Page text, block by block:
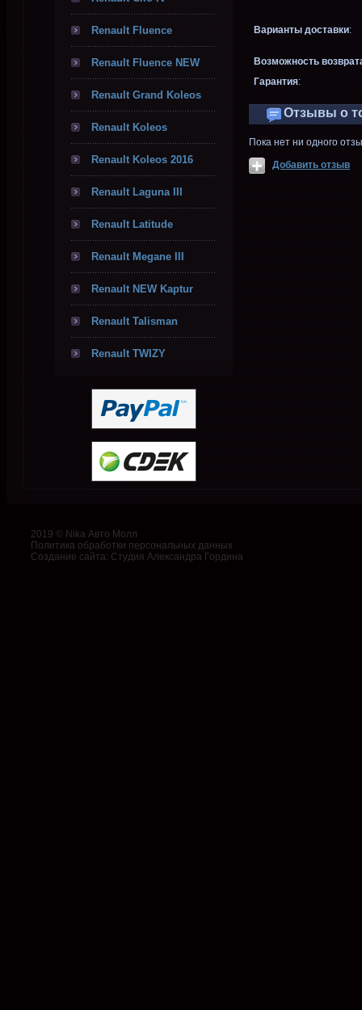
Renault Fluence
Renault Fluence NEW
Renault Grand Koleos
Renault Koleos
Renault Koleos 2016
Renault Laguna III
Renault Latitude
Renault Megane III
Renault NEW Kaptur
Renault Talisman
Renault TWIZY
Варианты доставки:
Возможность
Гарантия:
Отзывы о
Пока нет ни одного
Добавить отзыв
2019 © Nika Авто Молл
Политика обработки персональных данных
Создание сайта: Студия Александра Гордина